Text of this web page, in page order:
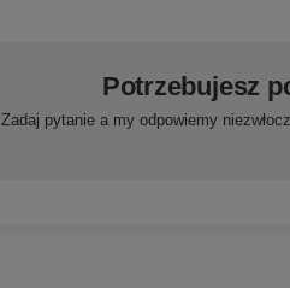
Potrzebujesz
Zadaj pytanie a my odpowiemy